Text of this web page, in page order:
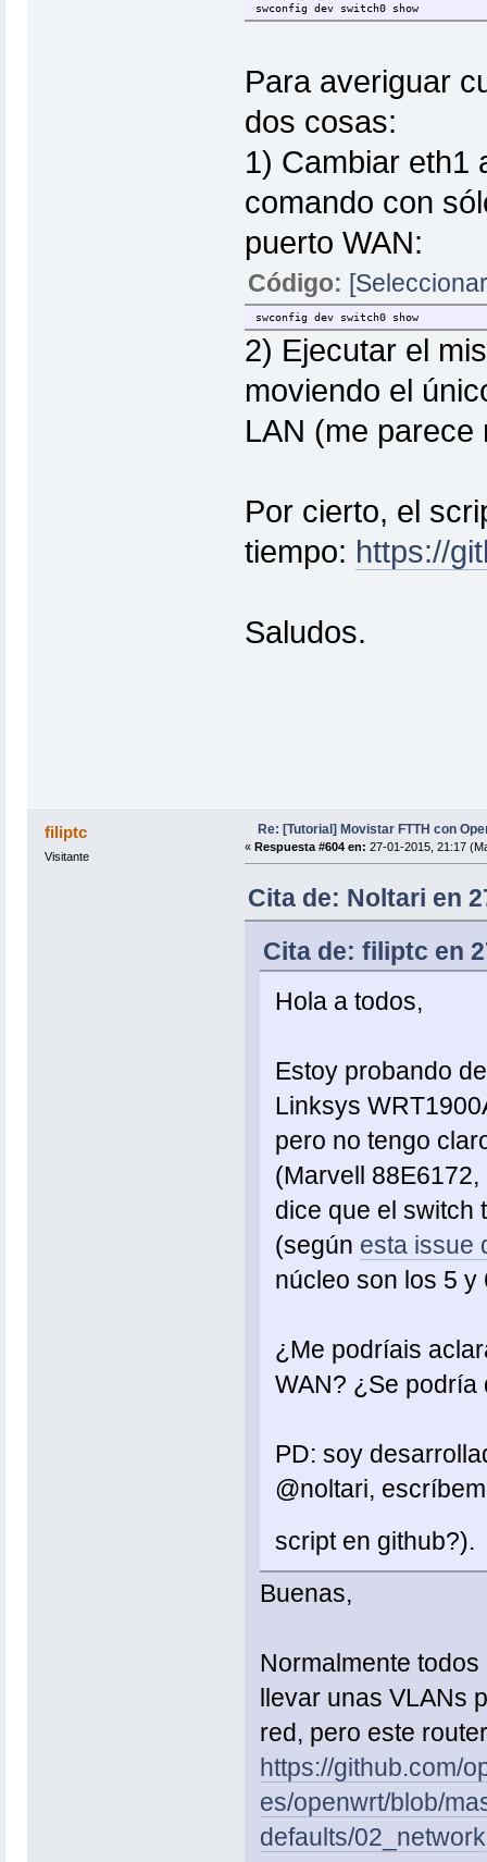
swconfig dev switch0 show
Para averiguar
dos cosas:
1) Cambiar eth1
comando con
puerto WAN:
Código:
swconfig dev switch0 show
2) Ejecutar el
moviendo el
LAN (me
Por cierto, el
tiempo: https://
Saludos.
filiptc
Visitante
Re: [Tutorial] Movistar FTTH con
« Respuesta #604 en: 27-01-2015, 21:17
Cita de: Noltari en
Cita de: filiptc en
Hola a todos,
Estoy probando
Linksys
pero no tengo
(Marvell
dice que el switch
(según esta issue
núcleo son los 5 y
¿Me podríais
WAN? ¿Se podría
PD: soy
@noltari,
script en github?).
Buenas,
Normalmente
llevar unas VLANs
red, pero este
https://github.com/
es/openwrt/blob/
defaults/02_network